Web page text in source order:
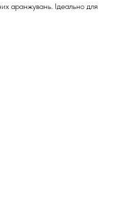
аранжувань. Ідеально для